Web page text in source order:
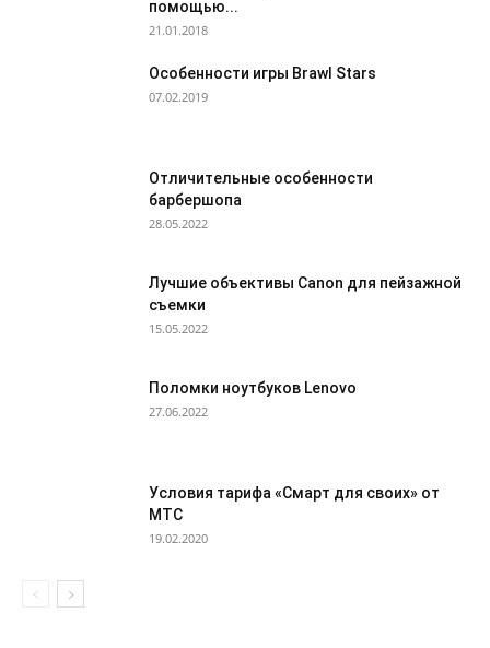
помощью...
21.01.2018
Особенности игры Brawl Stars
07.02.2019
Отличительные особенности
барбершопа
28.05.2022
Лучшие объективы Canon для пейзажной
съемки
15.05.2022
Поломки ноутбуков Lenovo
27.06.2022
Условия тарифа «Смарт для своих» от
МТС
19.02.2020